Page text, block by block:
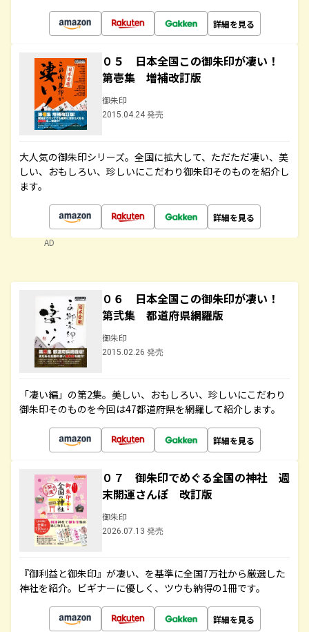
詳細を見る
０５ 日本全国この御朱印が凄い！
第壱集 増補改訂版
御朱印
2015.04.24 発売
大人気の御朱印シリーズ。全国に拡大して、ただただ凄い、美
しい、おもしろい、珍しいにこだわり御朱印そのものを紹介し
ます。
詳細を見る
AD
０６ 日本全国この御朱印が凄い！
第弐集 都道府県網羅版
御朱印
2015.02.26 発売
「凄い編」の第2集。美しい、おもしろい、珍しいにこだわり
御朱印そのものを今回は47都道府県を網羅して紹介します。
詳細を見る
０７ 御朱印でめぐる全国の神社 週
末開運さんぽ 改訂版
御朱印
2026.07.13 発売
『御利益と御朱印』が凄い、を基準に全国7万社から厳選した
神社を紹介。ビギナーに優しく、ツウも納得の1冊です。
詳細を見る